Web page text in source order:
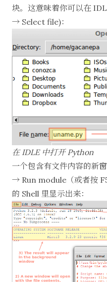
块。这意味着你可以在
→ Select file)：
在 IDLE 中打开 Python
一个包含有文件内容的新
→ Run module（或者按
的 Shell 里显示出来：